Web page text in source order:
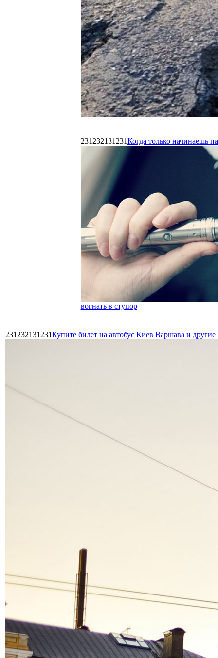
231232131231Когда только начинаешь
вогнать в ступор
231232131231Купите билет на автобус Киев Варшава и